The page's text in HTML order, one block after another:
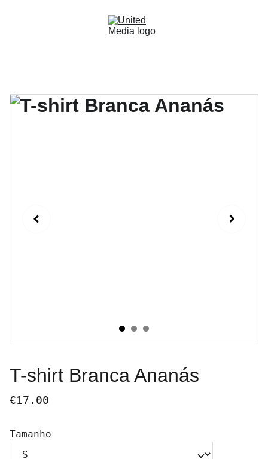
T-shirt Branca Ananás
€17.00
Tamanho